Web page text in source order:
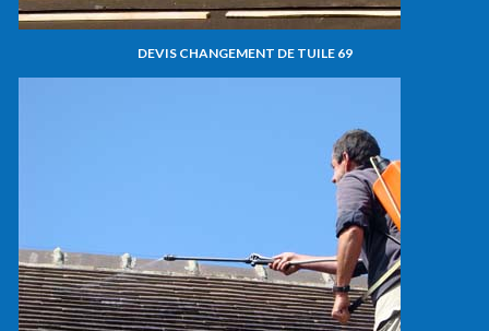
DEVIS CHANGEMENT DE TUILE 69